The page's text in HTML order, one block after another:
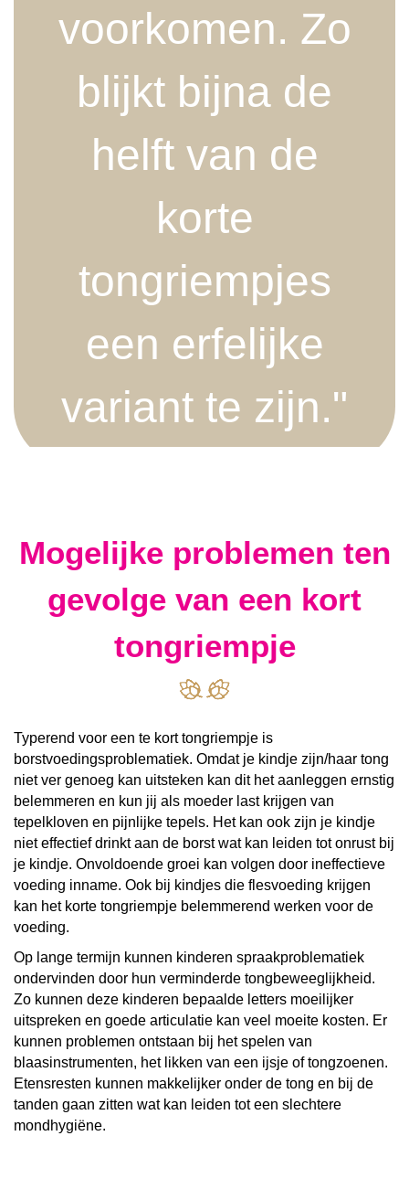
voorkomen. Zo
blijkt bijna de
helft van de
korte
tongriempjes
een erfelijke
variant te zijn."
Mogelijke problemen ten
gevolge van een kort
tongriempje
Typerend voor een te kort tongriempje is
borstvoedingsproblematiek. Omdat je kindje zijn/haar tong
niet ver genoeg kan uitsteken kan dit het aanleggen ernstig
belemmeren en kun jij als moeder last krijgen van
tepelkloven en pijnlijke tepels. Het kan ook zijn je kindje
niet effectief drinkt aan de borst wat kan leiden tot onrust bij
je kindje. Onvoldoende groei kan volgen door ineffectieve
voeding inname. Ook bij kindjes die flesvoeding krijgen
kan het korte tongriempje belemmerend werken voor de
voeding.
Op lange termijn kunnen kinderen spraakproblematiek
ondervinden door hun verminderde tongbeweeglijkheid.
Zo kunnen deze kinderen bepaalde letters moeilijker
uitspreken en goede articulatie kan veel moeite kosten. Er
kunnen problemen ontstaan bij het spelen van
blaasinstrumenten, het likken van een ijsje of tongzoenen.
Etensresten kunnen makkelijker onder de tong en bij de
tanden gaan zitten wat kan leiden tot een slechtere
mondhygiëne.